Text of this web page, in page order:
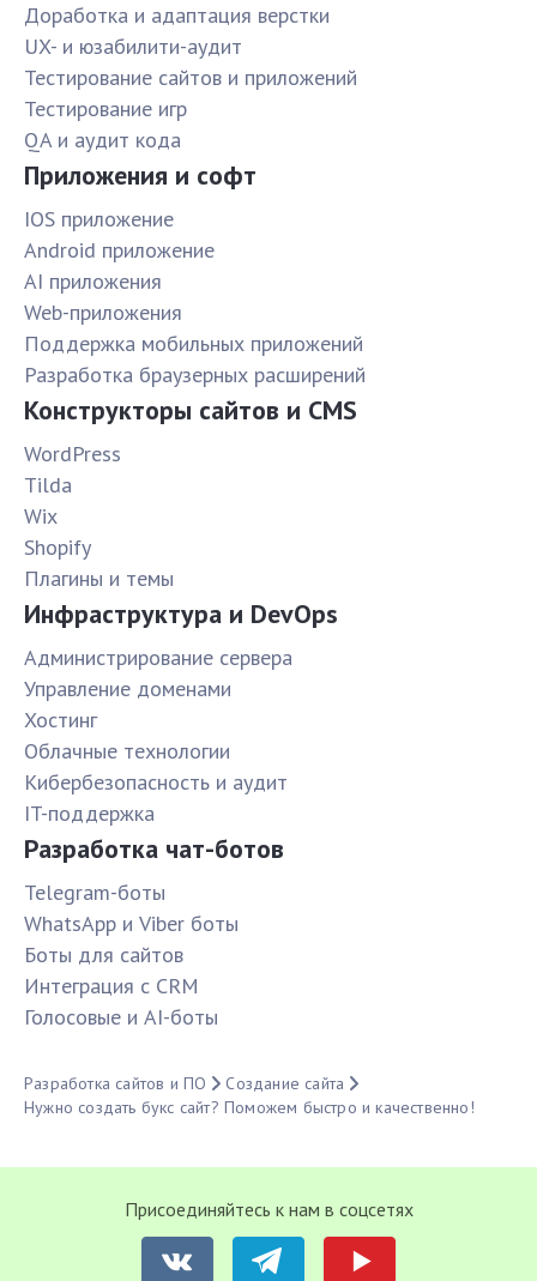
Доработка и адаптация верстки
UX- и юзабилити-аудит
Тестирование сайтов и приложений
Тестирование игр
QA и аудит кода
Приложения и софт
IOS приложение
Android приложение
AI приложения
Web-приложения
Поддержка мобильных приложений
Разработка браузерных расширений
Конструкторы сайтов и CMS
WordPress
Tilda
Wix
Shopify
Плагины и темы
Инфраструктура и DevOps
Администрирование сервера
Управление доменами
Хостинг
Облачные технологии
Кибербезопасность и аудит
IT-поддержка
Разработка чат-ботов
Telegram-боты
WhatsApp и Viber боты
Боты для сайтов
Интеграция с CRM
Голосовые и AI-боты
Разработка сайтов и ПО
Создание сайта
Нужно создать букс сайт? Поможем быстро и качественно!
Присоединяйтесь к нам в соцсетях